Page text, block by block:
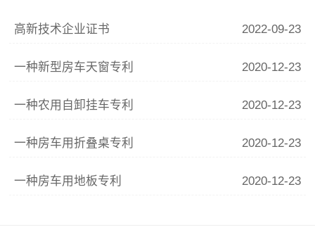
高新技术企业证书 2022-09-23
一种新型房车天窗专利 2020-12-23
一种农用自卸挂车专利 2020-12-23
一种房车用折叠桌专利 2020-12-23
一种房车用地板专利 2020-12-23